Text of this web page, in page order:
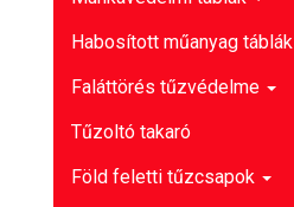
Habosított műanyag táblák
Faláttörés tűzvédelme
Tűzoltó takaró
Föld feletti tűzcsapok